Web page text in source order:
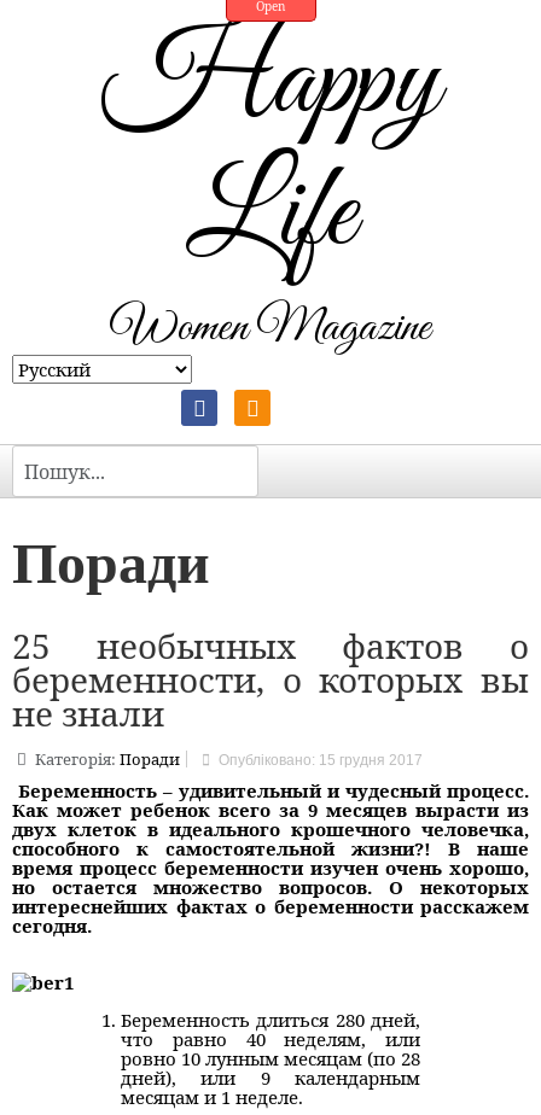
Open
Happy
Life
Women Magazine
Пошук
Поради
25 необычных фактов о
беременности, о которых вы
не знали
Категорія:Поради Опубліковано: 15 грудня 2017
Беременность – удивительный и чудесный процесс.
Как может ребенок всего за 9 месяцев вырасти из
двух клеток в идеального крошечного человечка,
способного к самостоятельной жизни?! В наше
время процесс беременности изучен очень хорошо,
но остается множество вопросов. О некоторых
интереснейших фактах о беременности расскажем
сегодня.
Беременность длиться 280 дней,
что равно 40 неделям, или
ровно 10 лунным месяцам (по 28
дней), или 9 календарным
месяцам и 1 неделе.